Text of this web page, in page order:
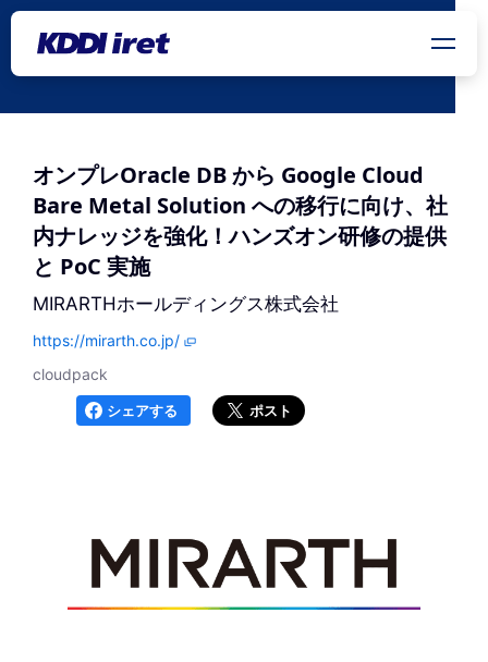
メインコンテンツにスキップ
オンプレOracle DB から Google Cloud
Bare Metal Solution への移行に向け、社
内ナレッジを強化！ハンズオン研修の提供
と PoC 実施
MIRARTHホールディングス株式会社
https://mirarth.co.jp/
cloudpack
シェアする ポスト